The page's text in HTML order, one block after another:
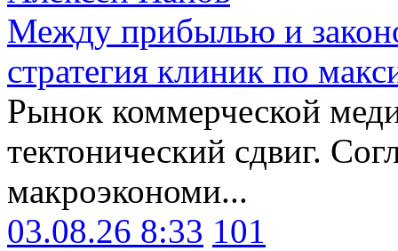
Между прибылью и
стратегия клиник по
Рынок коммерческой
тектонический сдвиг.
макроэкономи...
03.08.26 8:33 101